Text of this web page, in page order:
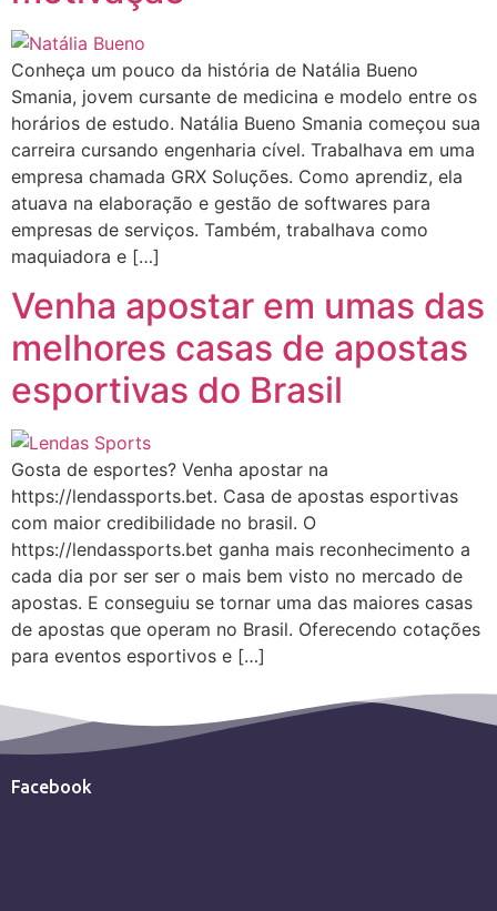
Conheça um pouco da história de Natália Bueno
Smania, jovem cursante de medicina e modelo entre os
horários de estudo. Natália Bueno Smania começou sua
carreira cursando engenharia cível. Trabalhava em uma
empresa chamada GRX Soluções. Como aprendiz, ela
atuava na elaboração e gestão de softwares para
empresas de serviços. Também, trabalhava como
maquiadora e […]
Venha apostar em umas das
melhores casas de apostas
esportivas do Brasil
Gosta de esportes? Venha apostar na
https://lendassports.bet. Casa de apostas esportivas
com maior credibilidade no brasil. O
https://lendassports.bet ganha mais reconhecimento a
cada dia por ser ser o mais bem visto no mercado de
apostas. E conseguiu se tornar uma das maiores casas
de apostas que operam no Brasil. Oferecendo cotações
para eventos esportivos e […]
Facebook